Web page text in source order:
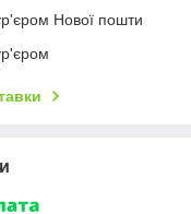
Нової пошти